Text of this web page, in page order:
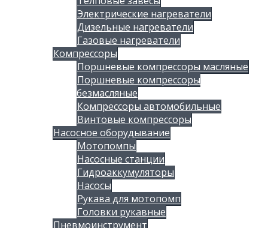
Электрические нагреватели
Дизельные нагреватели
Газовые нагреватели
Компрессоры
Поршневые компрессоры масляные
Поршневые компрессоры
безмасляные
Компрессоры автомобильные
Винтовые компрессоры
Насосное оборудывание
Мотопомпы
Насосные станции
Гидроаккумуляторы
Насосы
Рукава для мотопомп
Головки рукавные
Пневмоинструмент